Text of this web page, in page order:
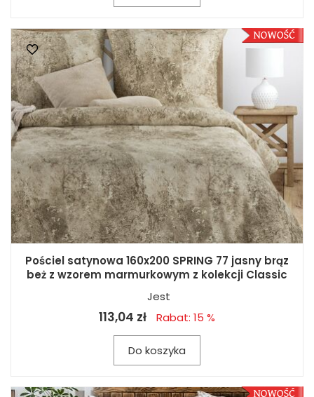
Pościel satynowa 160x200 SPRING 77 jasny brąz
beż z wzorem marmurkowym z kolekcji Classic
Jest
113,04 zł Rabat: 15 %
Do koszyka